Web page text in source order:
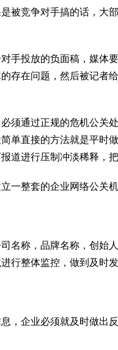
被竞争对手搞的话，大
手投放的负面稿，媒体
存在问题，然后被记者
须通过正规的危机公关
单直接的方法就是平时
道进行压制冲淡稀释，
一整套的企业网络公关机
名称，品牌名称，创始
行整体监控，做到及时
，企业必须就及时做出